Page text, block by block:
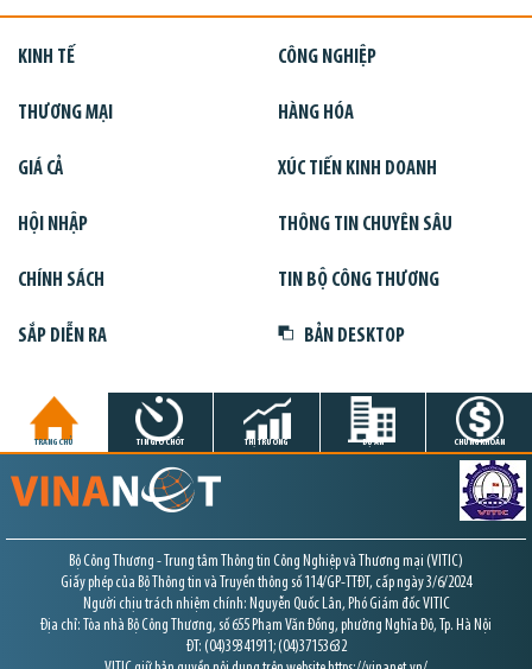
KINH TẾ CÔNG NGHIỆP
THƯƠNG MẠI HÀNG HÓA
GIÁ CẢ XÚC TIẾN KINH DOANH
HỘI NHẬP THÔNG TIN CHUYÊN SÂU
CHÍNH SÁCH TIN BỘ CÔNG THƯƠNG
SẮP DIỄN RA BẢN DESKTOP
TRANG CHỦ TIN GIỜ CHÓT THỊ TRƯỜNG DỰ ÁN CHỨNG KHOÁN
Bộ Công Thương - Trung tâm Thông tin Công Nghiệp và Thương mại (VITIC)
Giấy phép của Bộ Thông tin và Truyền thông số 114/GP-TTĐT, cấp ngày 3/6/2024
Người chịu trách nhiệm chính: Nguyễn Quốc Lân, Phó Giám đốc VITIC
Địa chỉ: Tòa nhà Bộ Công Thương, số 655 Phạm Văn Đồng, phường Nghĩa Đô, Tp. Hà Nội
ĐT: (04)39341911; (04)37153632